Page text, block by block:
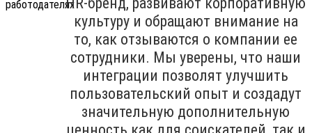
культуру и обращают внимание на
то, как отзываются о компании ее
сотрудники. Мы уверены, что наши
интеграции позволят улучшить
пользовательский опыт и создадут
значительную дополнительную